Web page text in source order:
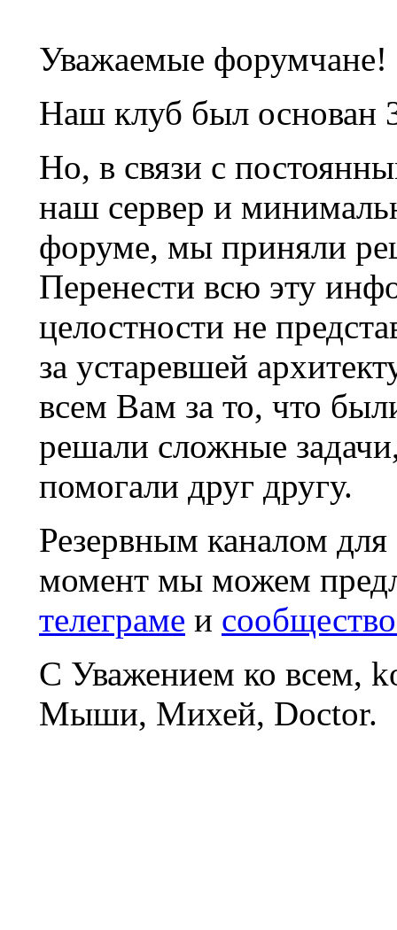
Уважаемые форумчане!
Наш клуб был основан
Но, в связи с
наш сервер и
форуме, мы приняли
Перенести всю эту
целостности не
за устаревшей
всем Вам за то, что
решали сложные
помогали друг другу.
Резервным каналом
момент мы можем
телеграме и
С Уважением ко всем,
Мыши, Михей, Doctor.